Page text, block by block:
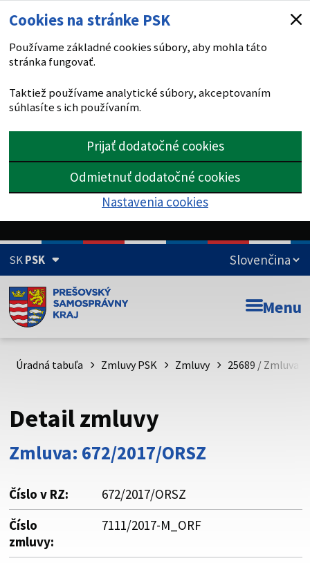
Cookies na stránke PSK
Používame základné cookies súbory, aby mohla táto
stránka fungovať.
Taktiež používame analytické súbory, akceptovaním
súhlasíte s ich používaním.
Prijať dodatočné cookies
Odmietnuť dodatočné cookies
Nastavenia cookies
SKPSK
Doména psk.sk je oficiálna
Toto je oficiálna webová stránka Prešovského
psk.sk.
Buďte pozorní a vždy sa uistite, že zdieľate informácie iba
cez zabezpečenú webovú stránku. Zabezpečená stránka
vždy začína https:// pred názvom domény webového sídla.
Menu
Úradná tabuľa Zmluvy PSK Zmluvy 25689 / Zmluva
Detail zmluvy
Zmluva: 672/2017/ORSZ
Číslo v RZ:
672/2017/ORSZ
Číslo
zmluvy:
7111/2017-M_ORF